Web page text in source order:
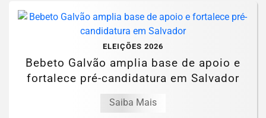
ELEIÇÕES 2026
Bebeto Galvão amplia base de apoio e
fortalece pré-candidatura em Salvador
Saiba Mais